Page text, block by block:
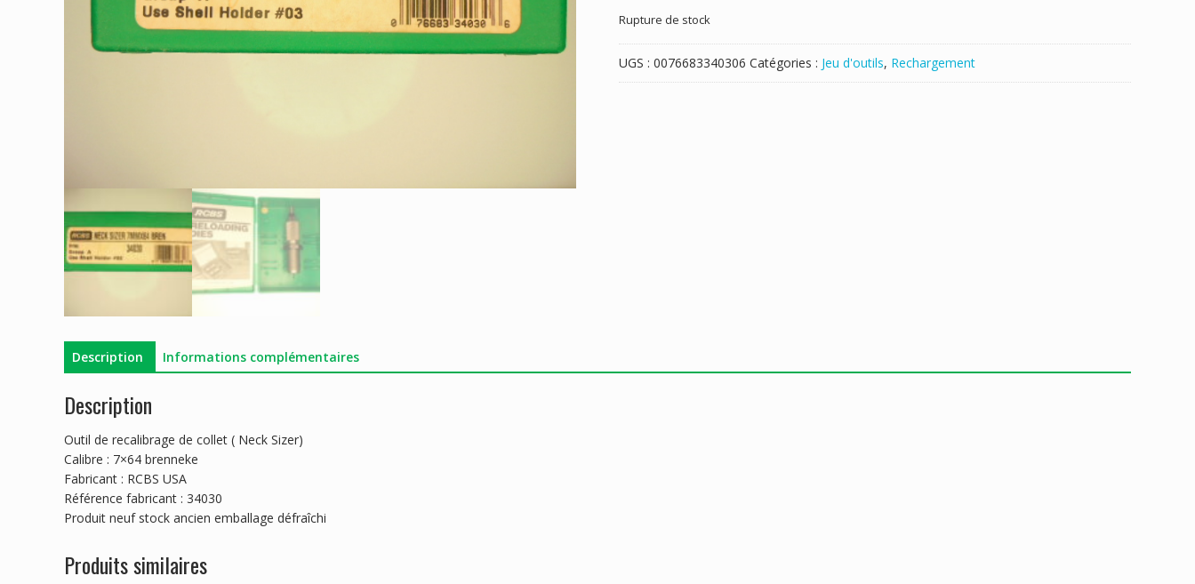
Rupture de stock
UGS : 0076683340306 Catégories : Jeu d'outils, Rechargement
Description Informations complémentaires
Description
Outil de recalibrage de collet ( Neck Sizer)
Calibre : 7×64 brenneke
Fabricant : RCBS USA
Référence fabricant : 34030
Produit neuf stock ancien emballage défraîchi
Produits similaires